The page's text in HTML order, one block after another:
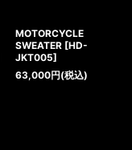
MOTORCYCLE
SWEATER [HD-
JKT005]
63,000円(税込)